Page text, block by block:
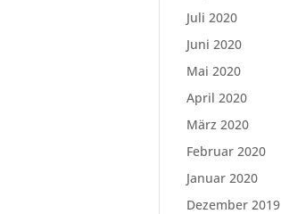
Juli 2020
Juni 2020
Mai 2020
April 2020
März 2020
Februar 2020
Januar 2020
Dezember 2019